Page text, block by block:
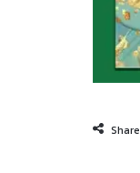
Share